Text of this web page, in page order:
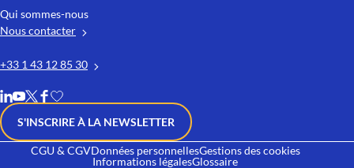
Qui sommes-nous
Nous contacter
+33 1 43 12 85 30
S'INSCRIRE À LA NEWSLETTER
CGU & CGVDonnées personnellesGestions des cookies
Informations légalesGlossaire